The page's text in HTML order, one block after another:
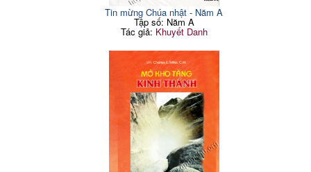
Tin mừng Chúa nhật - Năm A
Tập số: Năm A
Tác giả: Khuyết Danh